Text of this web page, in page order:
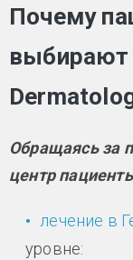
Почему
выбирают
Обращаясь за
центр
лечение в
уровне: